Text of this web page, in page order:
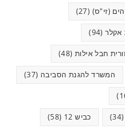
(זי"ס) (27)
אקלר(94)
חבל אילות (48)
המשרד להגנת הסביבה (37)
(34) כביש 12 (58)